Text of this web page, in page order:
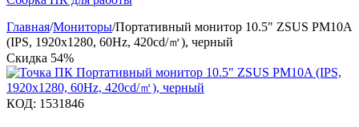
Главная/Мониторы/Портативный монитор 10.5" ZSUS PM10A
(IPS, 1920x1280, 60Hz, 420cd/㎡), черный
Скидка 54%
КОД: 1531846